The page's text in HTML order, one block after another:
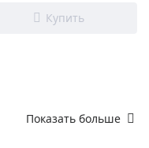
Показать больше